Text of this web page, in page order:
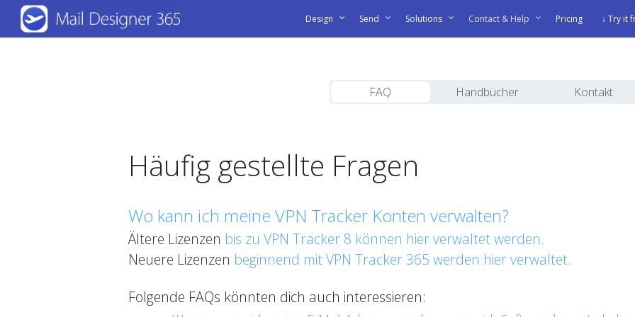
Skip
main
Design Send Solutions Contact & Help Pricing ↓ Try it
FAQ Handbücher Kontakt
Häufig gestellte Fragen
Wo kann ich meine VPN Tracker Konten verwalten?
Ältere Lizenzen bis zu VPN Tracker 8 können hier verwaltet werden.
Neuere Lizenzen beginnend mit VPN Tracker 365 werden hier verwaltet.
Folgende FAQs könnten dich auch interessieren: